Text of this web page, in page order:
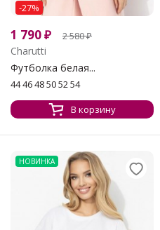
-27%
1 790₽ 2 580₽
Charutti
Футболка белая...
44 46 48 50 52 54
В корзину
НОВИНКА